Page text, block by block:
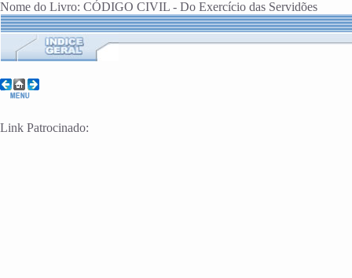
Nome do Livro: CÓDIGO CIVIL - Do Exercício das Servidões
Link Patrocinado: